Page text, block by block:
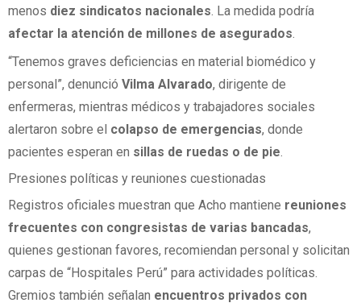
menos diez sindicatos nacionales . La medida podría
afectar la atención de millones de asegurados
“Tenemos graves deficiencias en material biomédico y
personal”, denunció Vilma Alvarado, dirigente de
enfermeras, mientras médicos y trabajadores sociales
alertaron sobre el colapso de emergencias, donde
pacientes esperan en sillas de ruedas o de pie.
Presiones políticas y reuniones cuestionadas
Registros oficiales muestran que Acho mantiene reuniones
frecuentes con congresistas de varias bancadas,
quienes gestionan favores, recomiendan personal y solicitan
carpas de “Hospitales Perú” para actividades políticas.
Gremios también señalan encuentros privados con